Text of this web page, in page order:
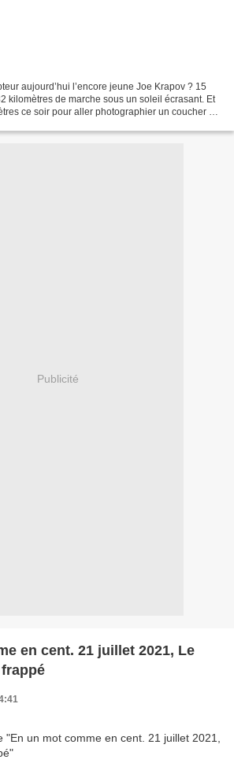
aujourd’hui l’encore jeune Joe Krapov ? 15
kilomètres de marche sous un soleil écrasant. Et
ce soir pour aller photographier un coucher de
Publicité
en cent. 21 juillet 2021, Le